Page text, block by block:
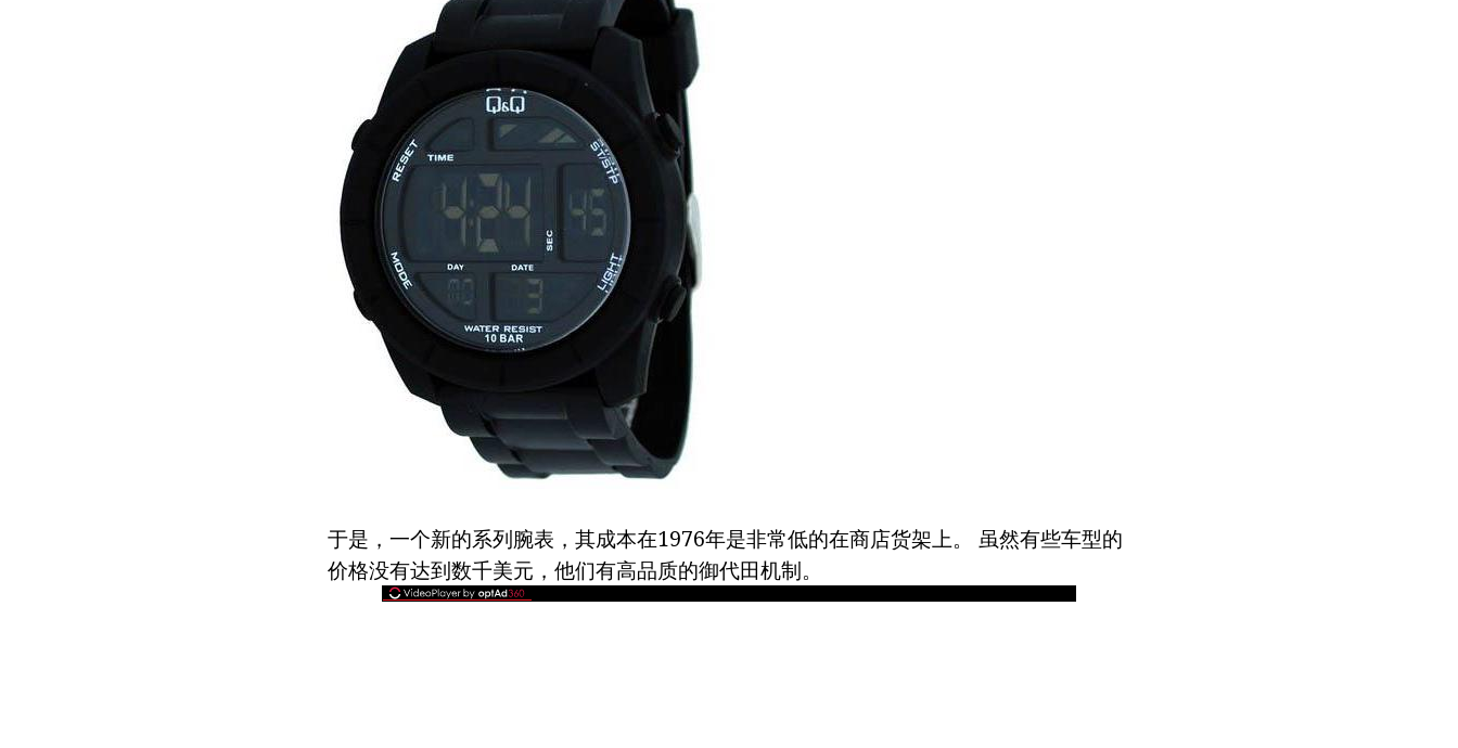
于是，一个新的系列腕表，其成本在1976年是非常低的在商店货架上。 虽然有些车型的
价格没有达到数千美元，他们有高品质的御代田机制。